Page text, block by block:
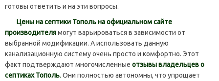
готовы ответить и на эти вопросы.
Цены на септики Тополь на официальном сайте
производителямогут варьироваться в зависимости от
выбранной модификации. А использовать данную
канализационную систему очень просто и комфортно. Этот
факт подтверждают многочисленные отзывы владельцев о
септиках Тополь. Они полностью автономны, что упрощает